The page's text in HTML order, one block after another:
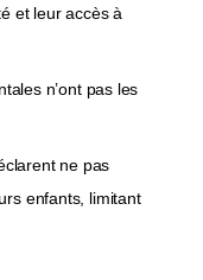
et leur accès à
n’ont pas les
ne pas
enfants, limitant